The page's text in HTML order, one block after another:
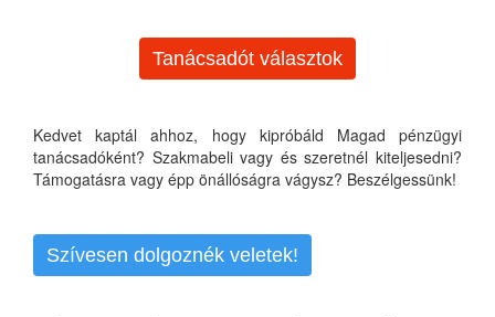
Tanácsadót választok
Kedvet kaptál ahhoz, hogy kipróbáld Magad pénzügyi
tanácsadóként? Szakmabeli vagy és szeretnél kiteljesedni?
Támogatásra vagy épp önállóságra vágysz? Beszélgessünk!
Szívesen dolgoznék veletek!